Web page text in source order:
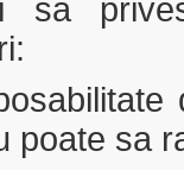
sa
poate sa